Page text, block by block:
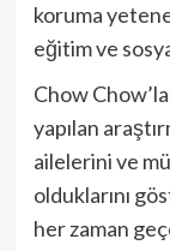
koruma
eğitim ve
Chow
yapılan
ailelerini ve
olduklarını
her zaman